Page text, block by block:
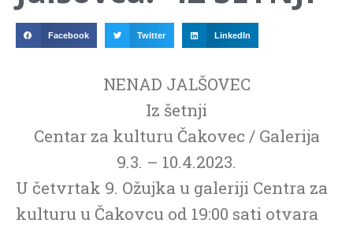
Facebook Twitter LinkedIn
NENAD JALŠOVEC
Iz šetnji
Centar za kulturu Čakovec / Galerija
9.3. – 10.4.2023.
U četvrtak 9. Ožujka u galeriji Centra za
kulturu u Čakovcu od 19:00 sati otvara